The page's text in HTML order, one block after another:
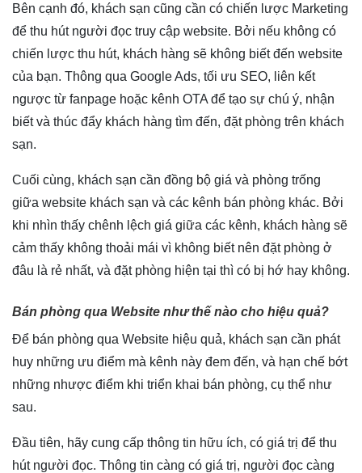
Bên cạnh đó, khách sạn cũng cần có chiến lược Marketing
để thu hút người đọc truy cập website. Bởi nếu không có
chiến lược thu hút, khách hàng sẽ không biết đến website
của bạn. Thông qua Google Ads, tối ưu SEO, liên kết
ngược từ fanpage hoặc kênh OTA để tạo sự chú ý, nhận
biết và thúc đẩy khách hàng tìm đến, đặt phòng trên khách
sạn.
Cuối cùng, khách sạn cần đồng bộ giá và phòng trống
giữa website khách sạn và các kênh bán phòng khác. Bởi
khi nhìn thấy chênh lệch giá giữa các kênh, khách hàng sẽ
cảm thấy không thoải mái vì không biết nên đặt phòng ở
đâu là rẻ nhất, và đặt phòng hiện tại thì có bị hớ hay không.
Bán phòng qua Website như thế nào cho hiệu quả?
Để bán phòng qua Website hiệu quả, khách sạn cần phát
huy những ưu điểm mà kênh này đem đến, và hạn chế bớt
những nhược điểm khi triển khai bán phòng, cụ thể như
sau.
Đầu tiên, hãy cung cấp thông tin hữu ích, có giá trị để thu
hút người đọc. Thông tin càng có giá trị, người đọc càng